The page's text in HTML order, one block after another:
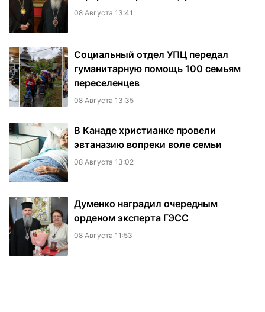
08 Августа 13:41
Социальный отдел УПЦ передал
гуманитарную помощь 100 семьям
переселенцев
08 Августа 13:35
В Канаде христианке провели
эвтаназию вопреки воле семьи
08 Августа 13:02
Думенко наградил очередным
орденом эксперта ГЭСС
08 Августа 11:53